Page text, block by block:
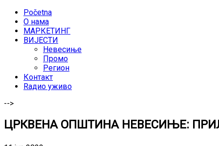
Početna
O нама
МАРКЕТИНГ
ВИЈЕСТИ
Невесиње
Промо
Регион
Контакт
Rадио уживо
-->
ЦРКВЕНА ОПШТИНА НЕВЕСИЊЕ: